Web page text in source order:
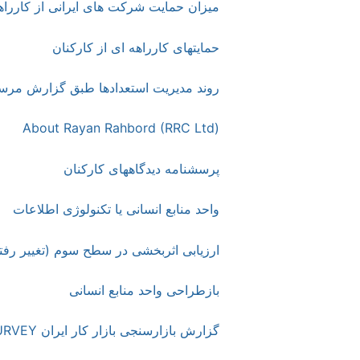
میزان حمایت شرکت های ایرانی از
حمایتهای کارراهه ای از کارکنان
روند مدیریت استعدادها طبق گزارش
About Rayan Rahbord (RRC Ltd)
پرسشنامه دیدگاههای کارکنان
واحد منابع ‎انسانی یا تکنولوژی ‎اطلاعات
ارزیابی اثربخشی در سطح سوم (تغییر
بازطراحی واحد منابع انسانی
گزارش بازارسنجی بازار کار ایران ISURVEY